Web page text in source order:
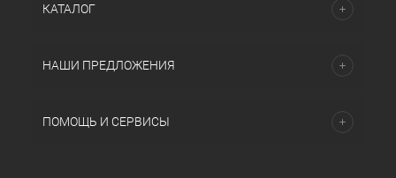
КАТАЛОГ
НАШИ ПРЕДЛОЖЕНИЯ
ПОМОЩЬ И СЕРВИСЫ